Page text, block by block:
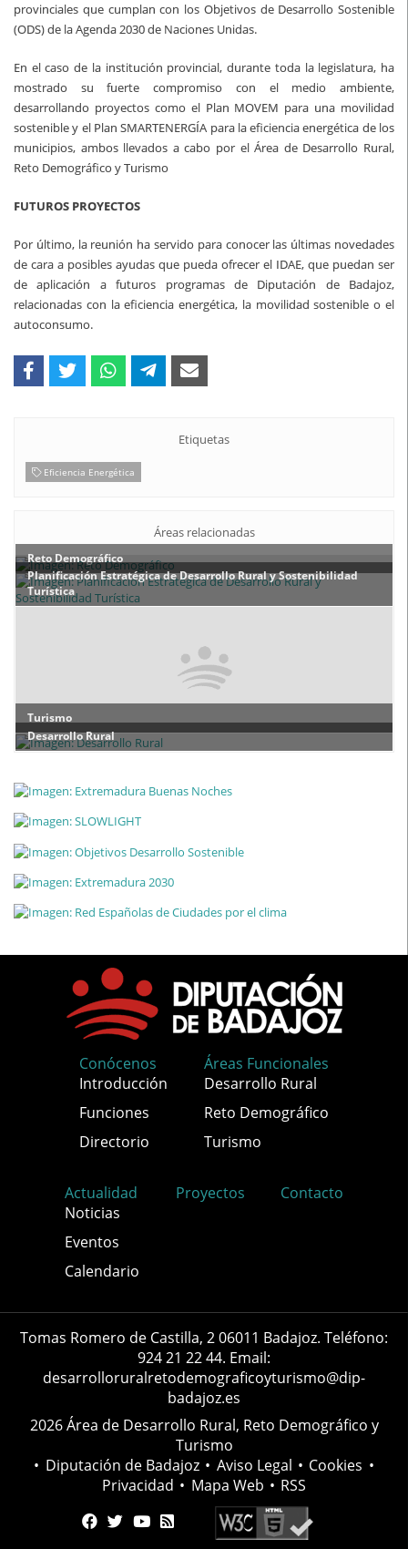
provinciales que cumplan con los Objetivos de Desarrollo Sostenible
(ODS) de la Agenda 2030 de Naciones Unidas.
En el caso de la institución provincial, durante toda la legislatura, ha
mostrado su fuerte compromiso con el medio ambiente,
desarrollando proyectos como el Plan MOVEM para una movilidad
sostenible y el Plan SMARTENERGÍA para la eficiencia energética de los
municipios, ambos llevados a cabo por el Área de Desarrollo Rural,
Reto Demográfico y Turismo
FUTUROS PROYECTOS
Por último, la reunión ha servido para conocer las últimas novedades
de cara a posibles ayudas que pueda ofrecer el IDAE, que puedan ser
de aplicación a futuros programas de Diputación de Badajoz,
relacionadas con la eficiencia energética, la movilidad sostenible o el
autoconsumo.
Etiquetas
Eficiencia Energética
Áreas relacionadas
Reto Demográfico
Planificación Estratégica de Desarrollo Rural y Sostenibilidad
Turística
Turismo
Desarrollo Rural
Conócenos
Introducción
Funciones
Directorio
Áreas Funcionales
Desarrollo Rural
Reto Demográfico
Turismo
Actualidad
Noticias
Eventos
Calendario
Proyectos Contacto
Tomas Romero de Castilla, 2 06011 Badajoz. Teléfono:
924 21 22 44. Email:
desarrolloruralretodemograficoyturismo@dip-
badajoz.es
2026 Área de Desarrollo Rural, Reto Demográfico y
Turismo
• Diputación de Badajoz • Aviso Legal • Cookies •
Privacidad • Mapa Web • RSS